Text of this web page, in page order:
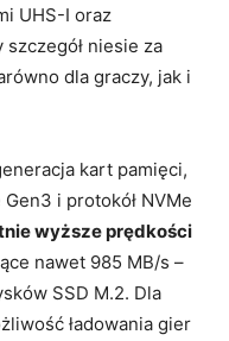
UHS-I oraz
niesie za
dla graczy, jak i
kart pamięci,
i protokół NVMe
wyższe prędkości
nawet 985 MB/s –
SSD M.2. Dla
ładowania gier